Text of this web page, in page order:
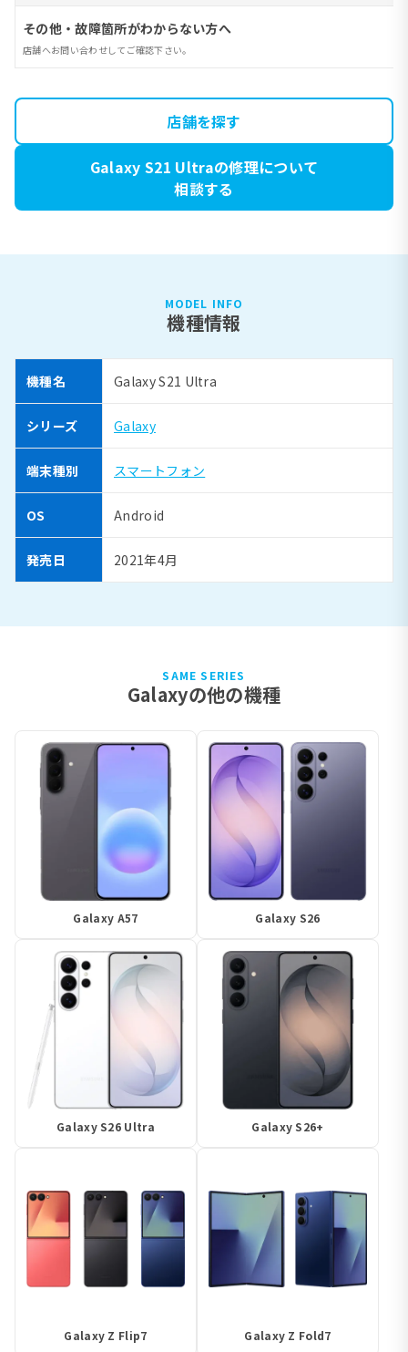
その他・故障箇所がわからない方へ
店舗へお問い合わせしてご確認下さい。
店舗を探す
Galaxy S21 Ultraの修理について
相談する
MODEL INFO
機種情報
機種名 Galaxy S21 Ultra
シリーズ Galaxy
端末種別 スマートフォン
OS Android
発売日 2021年4月
SAME SERIES
Galaxyの他の機種
Galaxy A57 Galaxy S26
Galaxy S26 Ultra Galaxy S26+
Galaxy Z Flip7 Galaxy Z Fold7